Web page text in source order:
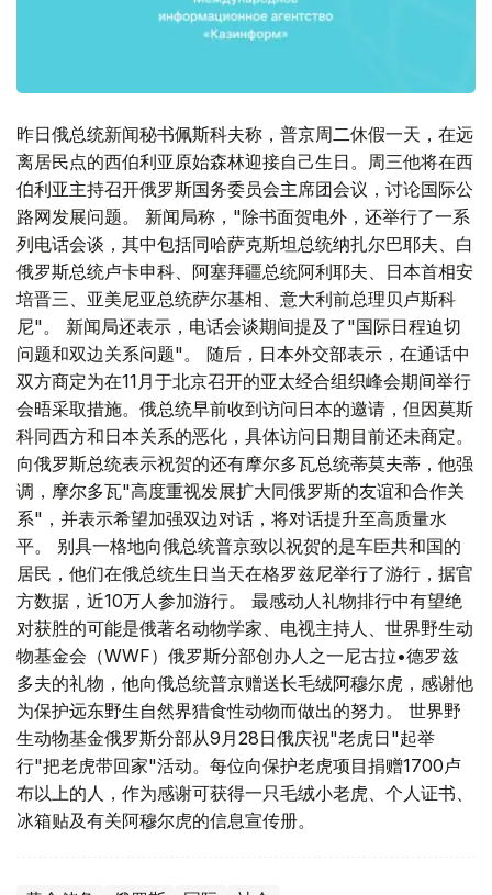
昨日俄总统新闻秘书佩斯科夫称，普京周二休假一天，在远
离居民点的西伯利亚原始森林迎接自己生日。周三他将在西
伯利亚主持召开俄罗斯国务委员会主席团会议，讨论国际公
路网发展问题。 新闻局称，"除书面贺电外，还举行了一系
列电话会谈，其中包括同哈萨克斯坦总统纳扎尔巴耶夫、白
俄罗斯总统卢卡申科、阿塞拜疆总统阿利耶夫、日本首相安
培晋三、亚美尼亚总统萨尔基相、意大利前总理贝卢斯科
尼"。 新闻局还表示，电话会谈期间提及了"国际日程迫切
问题和双边关系问题"。 随后，日本外交部表示，在通话中
双方商定为在11月于北京召开的亚太经合组织峰会期间举行
会晤采取措施。俄总统早前收到访问日本的邀请，但因莫斯
科同西方和日本关系的恶化，具体访问日期目前还未商定。
向俄罗斯总统表示祝贺的还有摩尔多瓦总统蒂莫夫蒂，他强
调，摩尔多瓦"高度重视发展扩大同俄罗斯的友谊和合作关
系"，并表示希望加强双边对话，将对话提升至高质量水
平。 别具一格地向俄总统普京致以祝贺的是车臣共和国的
居民，他们在俄总统生日当天在格罗兹尼举行了游行，据官
方数据，近10万人参加游行。 最感动人礼物排行中有望绝
对获胜的可能是俄著名动物学家、电视主持人、世界野生动
物基金会（WWF）俄罗斯分部创办人之一尼古拉•德罗兹
多夫的礼物，他向俄总统普京赠送长毛绒阿穆尔虎，感谢他
为保护远东野生自然界猎食性动物而做出的努力。 世界野
生动物基金俄罗斯分部从9月28日俄庆祝"老虎日"起举
行"把老虎带回家"活动。每位向保护老虎项目捐赠1700卢
布以上的人，作为感谢可获得一只毛绒小老虎、个人证书、
冰箱贴及有关阿穆尔虎的信息宣传册。